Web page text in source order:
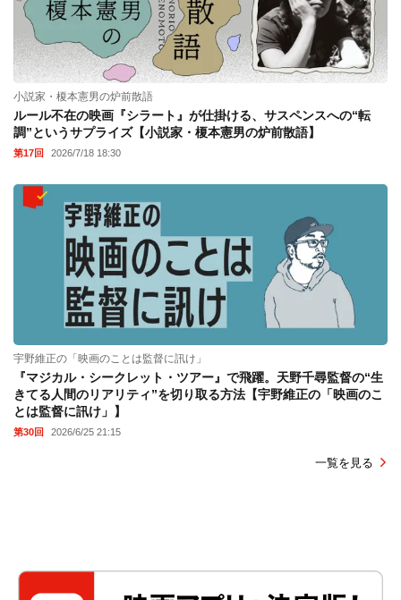
小説家・榎本憲男の炉前散語
ルール不在の映画『シラート』が仕掛ける、サスペンスへの“転
調”というサプライズ【小説家・榎本憲男の炉前散語】
第17回 2026/7/18 18:30
宇野維正の「映画のことは監督に訊け」
『マジカル・シークレット・ツアー』で飛躍。天野千尋監督の“生
きてる人間のリアリティ”を切り取る方法【宇野維正の「映画のこ
とは監督に訊け」】
第30回 2026/6/25 21:15
一覧を見る